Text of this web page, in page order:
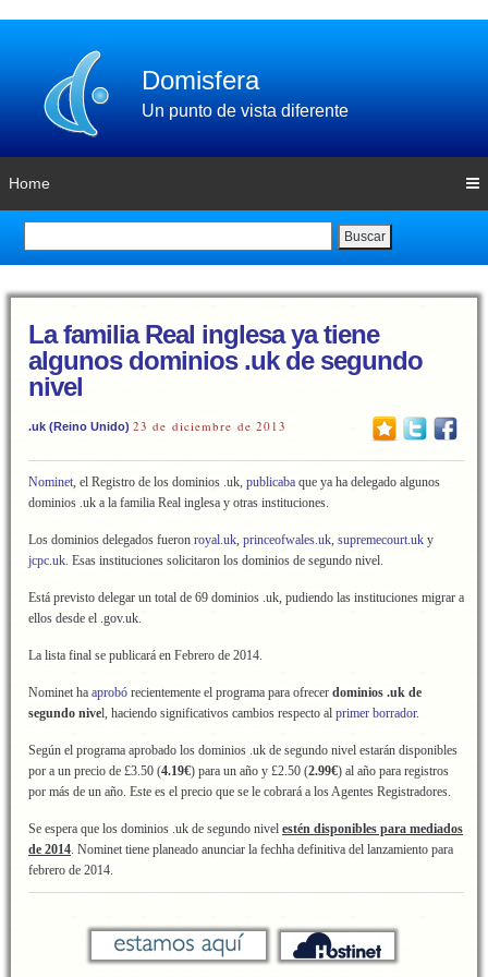
Domisfera
Un punto de vista diferente
Home
Buscar
La familia Real inglesa ya tiene
algunos dominios .uk de segundo
nivel
.uk (Reino Unido) 23 de diciembre de 2013
Nominet, el Registro de los dominios .uk, publicaba que ya ha delegado algunos
dominios .uk a la familia Real inglesa y otras instituciones.
Los dominios delegados fueron royal.uk, princeofwales.uk, supremecourt.uk y
jcpc.uk. Esas instituciones solicitaron los dominios de segundo nivel.
Está previsto delegar un total de 69 dominios .uk, pudiendo las instituciones migrar a
ellos desde el .gov.uk.
La lista final se publicará en Febrero de 2014.
Nominet ha aprobó recientemente el programa para ofrecer dominios .uk de
segundo nivel, haciendo significativos cambios respecto al primer borrador.
Según el programa aprobado los dominios .uk de segundo nivel estarán disponibles
por a un precio de £3.50 (4.19€) para un año y £2.50 (2.99€) al año para registros
por más de un año. Este es el precio que se le cobrará a los Agentes Registradores.
Se espera que los dominios .uk de segundo nivel estén disponibles para mediados
de 2014. Nominet tiene planeado anunciar la fechha definitiva del lanzamiento para
febrero de 2014.